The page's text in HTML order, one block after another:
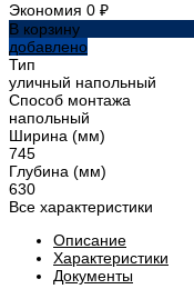
Экономия 0 ₽
В корзину
добавлено
Тип
уличный напольный
Способ монтажа
напольный
Ширина (мм)
745
Глубина (мм)
630
Все характеристики
Описание
Характеристики
Документы